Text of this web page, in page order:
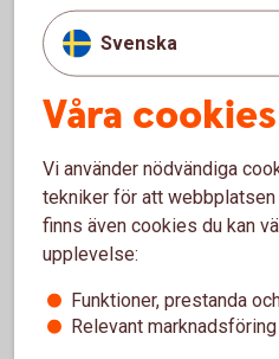
saknar stöd för iOS 16
ny iPhone eller iPad för att
Kontakta Apple om du
din enhet stödjer.
Identifiera iPad-modell
Svenska
Våra
Vi använder nödvändiga
tekniker för att
finns även cookies du kan
upplevelse:
Funktioner, prestanda
Relevant marknadsföring